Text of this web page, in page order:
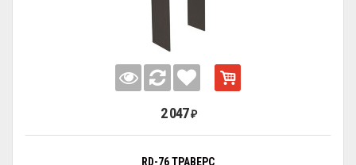
2 047 ₽
RD-76 ТРАВЕРС